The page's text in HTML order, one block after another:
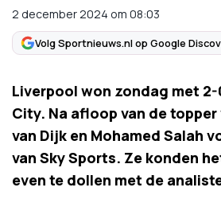
2 december 2024 om 08:03
Volg Sportnieuws.nl op Google
Liverpool won zondag met
City. Na afloop van de
van Dijk en Mohamed Salah
van Sky Sports. Ze konden
even te dollen met de